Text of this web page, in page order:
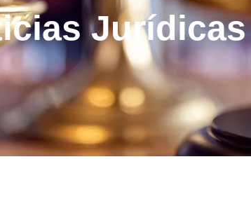
Jurídicas